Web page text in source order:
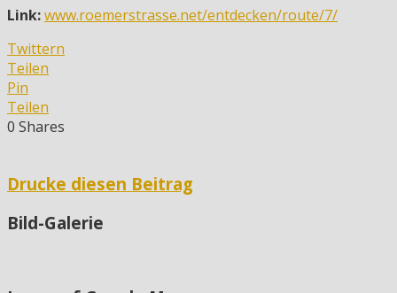
Link:www.roemerstrasse.net/entdecken/route/7/
Twittern
Teilen
Pin
Teilen
0 Shares
Drucke diesen Beitrag
Bild-Galerie